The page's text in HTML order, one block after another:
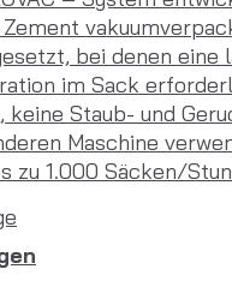
bei denen
im Sack
Staub- und
Maschine
zu 1.000 Säcken/